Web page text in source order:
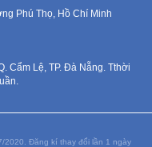
Phú Thọ, Hồ Chí Minh
Cẩm Lệ, TP. Đà Nẵng. Tthời
2020. Đăng kí thay đổi lần 1 ngày